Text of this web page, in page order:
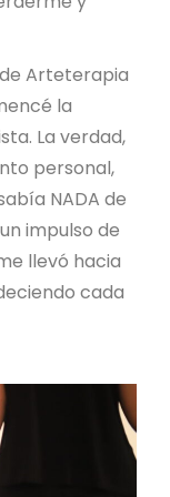
Arteterapia
la
La verdad,
personal,
NADA de
impulso de
llevó hacia
cada